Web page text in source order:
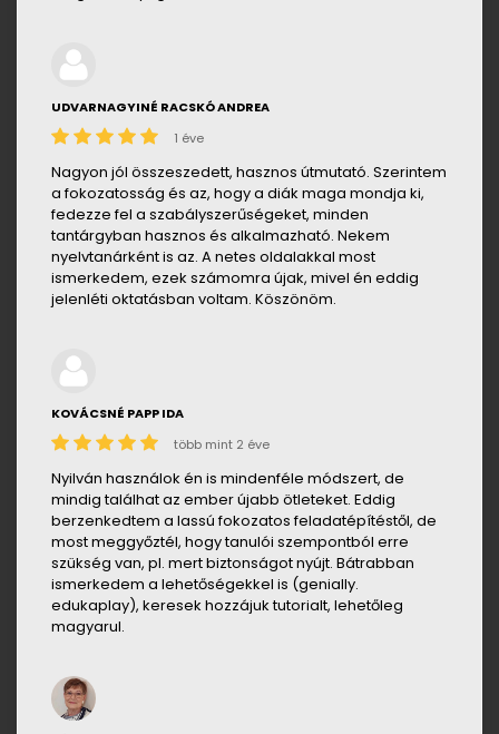
UDVARNAGYINÉ RACSKÓ ANDREA
1 éve
Nagyon jól összeszedett, hasznos útmutató. Szerintem
a fokozatosság és az, hogy a diák maga mondja ki,
fedezze fel a szabályszerűségeket, minden
tantárgyban hasznos és alkalmazható. Nekem
nyelvtanárként is az. A netes oldalakkal most
ismerkedem, ezek számomra újak, mivel én eddig
jelenléti oktatásban voltam. Köszönöm.
KOVÁCSNÉ PAPP IDA
több mint 2 éve
Nyilván használok én is mindenféle módszert, de
mindig találhat az ember újabb ötleteket. Eddig
berzenkedtem a lassú fokozatos feladatépítéstől, de
most meggyőztél, hogy tanulói szempontból erre
szükség van, pl. mert biztonságot nyújt. Bátrabban
ismerkedem a lehetőségekkel is (genially.
edukaplay), keresek hozzájuk tutorialt, lehetőleg
magyarul.